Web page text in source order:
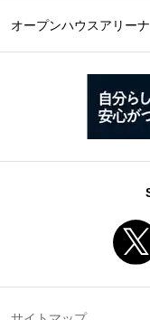
オープンハウスアリーナ